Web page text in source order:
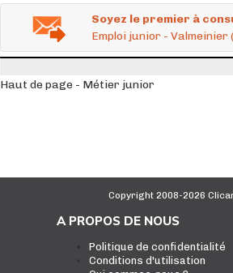
Soyez le premier à
Emploi junior - Valmeinier
Haut de page - Métier junior
Copyright 2008-2026
A PROPOS DE NOUS
Politique de confidentialité
Conditions d'utilisation